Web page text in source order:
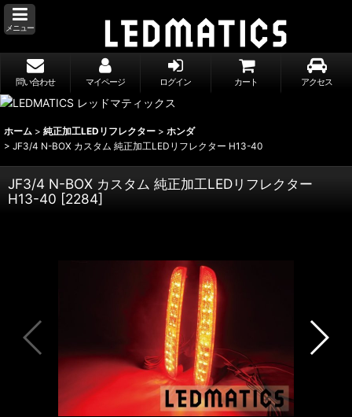
メニュー
問い合わせ マイページ ログイン カート アクセス
ホーム > 純正加工LEDリフレクター > ホンダ
> JF3/4 N-BOX カスタム 純正加工LEDリフレクター H13-40
JF3/4 N-BOX カスタム 純正加工LEDリフレクター
H13-40 [2284]